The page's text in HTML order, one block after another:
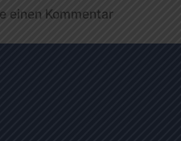
einen Kommentar